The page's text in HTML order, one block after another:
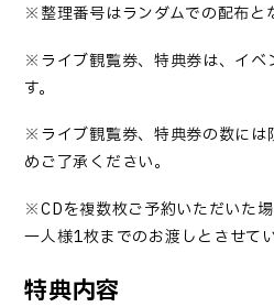
※整理番号はランダムでの配布と
※ライブ観覧券、特典券は、イベ
す。
※ライブ観覧券、特典券の数には
めご了承ください。
※CDを複数枚ご予約いただいた
一人様1枚までのお渡しとさせて
特典内容